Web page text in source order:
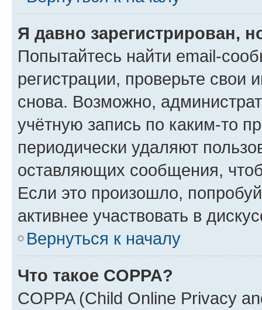
Я давно зарегистрирован,
Попытайтесь найти email-
регистрации, проверьте свои
снова. Возможно,
учётную запись по каким-то
периодически удаляют
оставляющих сообщения,
Если это произошло,
активнее участвовать в
Вернуться к началу
Что такое COPPA?
COPPA (Child Online Privacy